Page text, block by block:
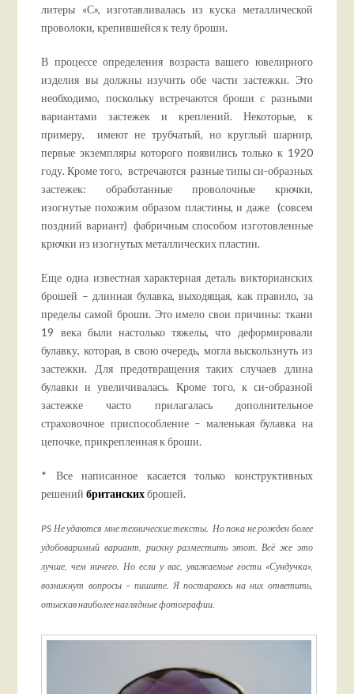
литеры «С», изготавливалась из куска металлической
проволоки, крепившейся к телу броши.
В процессе определения возраста вашего ювелирного
изделия вы должны изучить обе части застежки. Это
необходимо, поскольку встречаются броши с разными
вариантами застежек и креплений. Некоторые, к
примеру, имеют не трубчатый, но круглый шарнир,
первые экземпляры которого появились только к 1920
году. Кроме того, встречаются разные типы си-образных
застежек: обработанные проволочные крючки,
изогнутые похожим образом пластины, и даже (совсем
поздний вариант) фабричным способом изготовленные
крючки из изогнутых металлических пластин.
Еще одна известная характерная деталь викторианских
брошей – длинная булавка, выходящая, как правило, за
пределы самой броши. Это имело свои причины: ткани
19 века были настолько тяжелы, что деформировали
булавку, которая, в свою очередь, могла выскользнуть из
застежки. Для предотвращения таких случаев длина
булавки и увеличивалась. Кроме того, к си-образной
застежке часто прилагалась дополнительное
страховочное приспособление – маленькая булавка на
цепочке, прикрепленная к броши.
* Все написанное касается только конструктивных
решенийбританскихброшей.
PS Не удаются мне технические тексты. Но пока не рожден более
удобоваримый вариант, рискну разместить этот. Всё же это
лучше, чем ничего. Но если у вас, уважаемые гости «Сундучка»,
возникнут вопросы – пишите. Я постараюсь на них ответить,
отыскав наиболее наглядные фотографии.